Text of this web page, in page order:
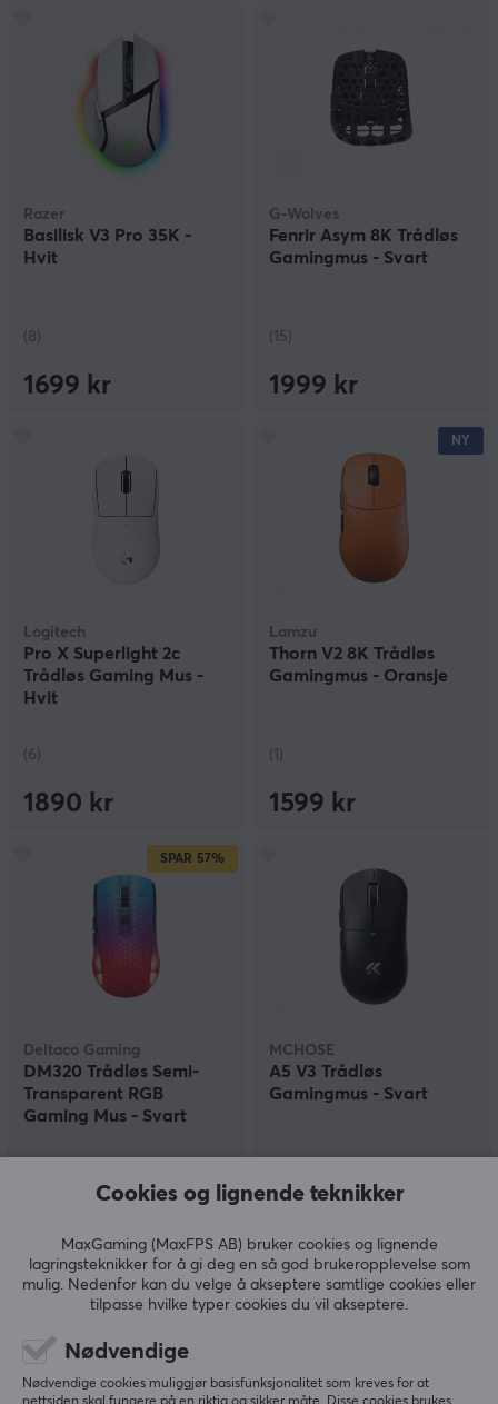
Razer
Basilisk V3 Pro 35K -
Hvit
(8)
1699 kr
G-Wolves
Fenrir Asym 8K Trådløs
Gamingmus - Svart
(15)
1999 kr
Logitech
Pro X Superlight 2c
Trådløs Gaming Mus -
Hvit
(6)
1890 kr
NY
Lamzu
Thorn V2 8K Trådløs
Gamingmus - Oransje
(1)
1599 kr
SPAR 57%
Deltaco Gaming
DM320 Trådløs Semi-
Transparent RGB
Gaming Mus - Svart
MCHOSE
A5 V3 Trådløs
Gamingmus - Svart
Cookies og lignende teknikker
MaxGaming (MaxFPS AB) bruker cookies og lignende
lagringsteknikker for å gi deg en så god brukeropplevelse som
mulig. Nedenfor kan du velge å akseptere samtlige cookies eller
tilpasse hvilke typer cookies du vil akseptere.
Nødvendige
Nødvendige cookies muliggjør basisfunksjonalitet som kreves for at
nettsiden skal fungere på en riktig og sikker måte. Disse cookies brukes